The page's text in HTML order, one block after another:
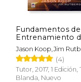
Fundamentos
Entrenamiento
Ultrafondo
Jason Koop,Jim
(4)
Tutor, 2017, 1 Edición,
Blanda, Nuevo